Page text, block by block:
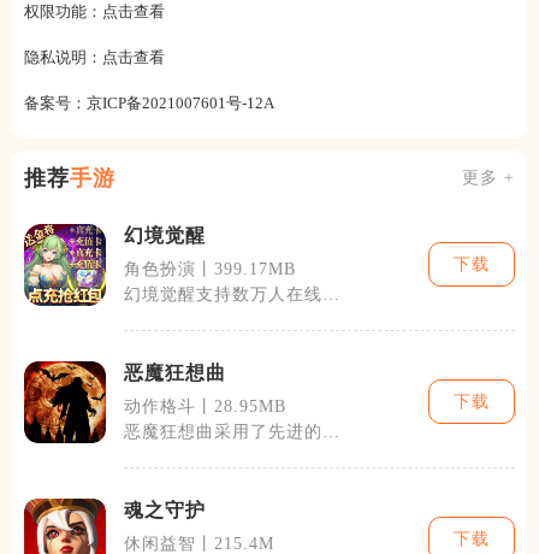
权限功能： 点击查看
隐私说明： 点击查看
备案号： 京ICP备2021007601号-12A
推荐手游 更多 +
幻境觉醒
角色扮演丨399.17MB
幻境觉醒支持数万人在线同
下载
恶魔狂想曲
动作格斗丨28.95MB
恶魔狂想曲采用了先进的
下载
魂之守护
休闲益智丨215.4M
下载